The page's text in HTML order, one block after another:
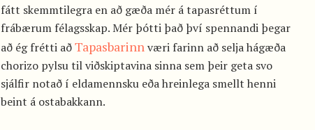
fátt skemmtilegra en að gæða mér á tapasréttum í
frábærum félagsskap. Mér þótti það því spennandi þegar
að ég frétti aðTapasbarinn væri farinn að selja hágæða
chorizo pylsu til viðskiptavina sinna sem þeir geta svo
sjálfir notað í eldamennsku eða hreinlega smellt henni
beint á ostabakkann.